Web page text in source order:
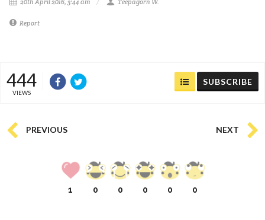
20th April 2016, 3:44 am Teepagorn W.
Report
444
VIEWS
SUBSCRIBE
PREVIOUS NEXT
1 0 0 0 0 0